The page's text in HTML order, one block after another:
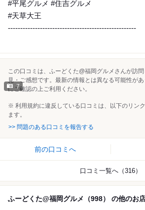
#平尾グルメ #住吉グルメ
#天草大王
----------------------------------------------------
7
この口コミは、ふーどくた@福岡グルメさんが訪
見・ご感想です。最新の情報とは異なる可能性が
にご確認の上ご利用ください。
※ 利用規約に違反している口コミは、以下のリン
ます。
>> 問題のある口コミを報告する
前の口コミへ
口コミ一覧へ（316）
ふーどくた@福岡グルメ（998） の他のお